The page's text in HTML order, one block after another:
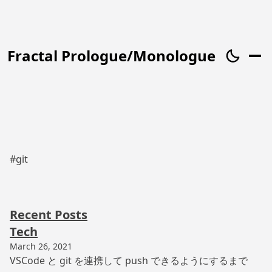
Fractal Prologue/Monologue
#git
Recent Posts
Tech
March 26, 2021
VSCode と git を連携して push できるようにするまで